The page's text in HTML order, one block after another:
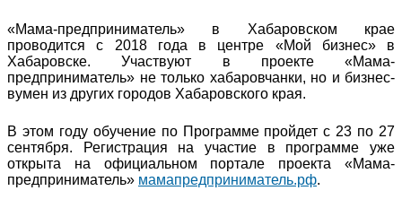
«Мама-предприниматель» в Хабаровском крае
проводится с 2018 года в центре «Мой бизнес» в
Хабаровске. Участвуют в проекте «Мама-
предприниматель» не только хабаровчанки, но и бизнес-
вумен из других городов Хабаровского края.
В этом году обучение по Программе пройдет с 23 по 27
сентября. Регистрация на участие в программе уже
открыта на официальном портале проекта «Мама-
предприниматель» мамапредприниматель.рф.